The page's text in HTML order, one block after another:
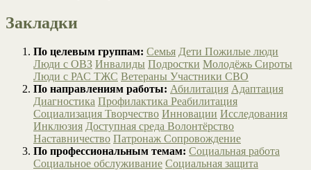
Закладки
По целевым группам: Семья Дети Пожилые люди
Люди с ОВЗ Инвалиды Подростки Молодёжь Сироты
Люди с РАС ТЖС Ветераны Участники СВО
По направлениям работы: Абилитация Адаптация
Диагностика Профилактика Реабилитация
Социализация Творчество Инновации Исследования
Инклюзия Доступная среда Волонтёрство
Наставничество Патронаж Сопровождение
По профессиональным темам: Социальная работа
Социальное обслуживание Социальная защита